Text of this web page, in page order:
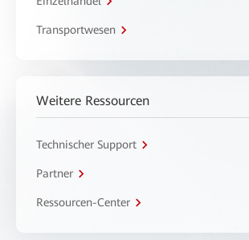
Transportwesen
Weitere Ressourcen
Technischer Support
Partner
Ressourcen-Center